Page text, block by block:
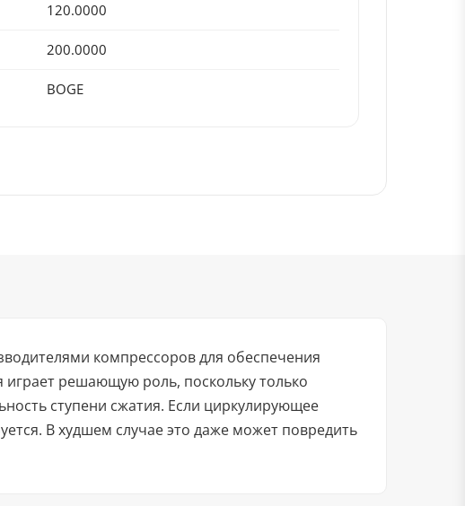
120.0000
200.0000
BOGE
компрессоров для обеспечения
решающую роль, поскольку только
ступени сжатия. Если циркулирующее
В худшем случае это даже может повредить